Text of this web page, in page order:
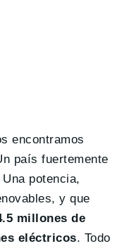
encontramos
país fuertemente
potencia,
y que
millones de
eléctricos. Todo